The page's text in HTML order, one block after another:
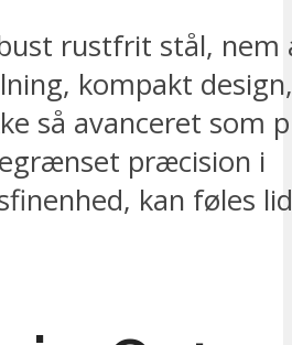
rustfrit stål, nem
kompakt
så avanceret som
præcision i
kan føles